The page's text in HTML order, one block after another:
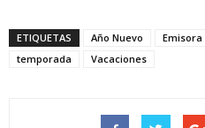
ETIQUETAS Año Nuevo Emisora
temporada
Vacaciones